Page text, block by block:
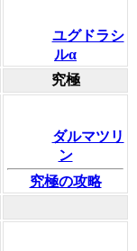
ユグドラシ
ルα
究極
ダルマツリ
ン
究極の攻略